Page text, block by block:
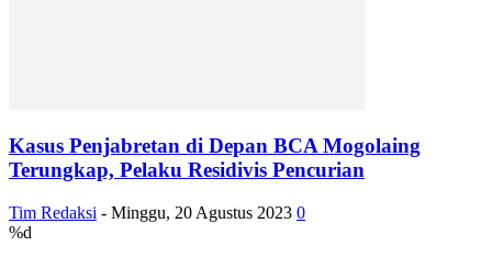
Kasus Penjabretan di Depan BCA Mogolaing
Terungkap, Pelaku Residivis Pencurian
Tim Redaksi - Minggu, 20 Agustus 2023 0
%d